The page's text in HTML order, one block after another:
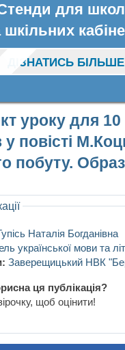
для
шкільних
ДІЗНАТИСЬ БІЛЬШЕ
уроку для 10
у повісті
побуту.
Наталія Богданівна
української мови та
Заверещицький НВК
ця публікація?
щоб оцінити!